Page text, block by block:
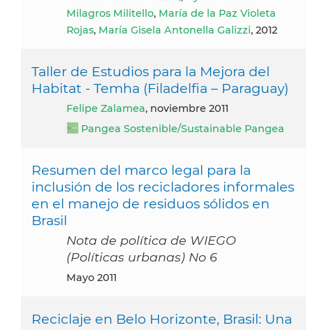
Milagros Militello, María de la Paz Violeta
Rojas, María Gisela Antonella Galizzi, 2012
Taller de Estudios para la Mejora del
Habitat - Temha (Filadelfia – Paraguay)
Felipe Zalamea, noviembre 2011
Pangea Sostenible/Sustainable Pangea
Resumen del marco legal para la
inclusión de los recicladores informales
en el manejo de residuos sólidos en
Brasil
Nota de política de WIEGO
(Políticas urbanas) No 6
mayo 2011
Reciclaje en Belo Horizonte, Brasil: Una